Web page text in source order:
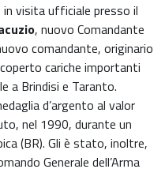
visita ufficiale presso il
, nuovo Comandante
comandante, originario
cariche importanti
a Brindisi e Taranto.
d’argento al valor
nel 1990, durante un
(BR). Gli è stato, inoltre,
Generale dell’Arma